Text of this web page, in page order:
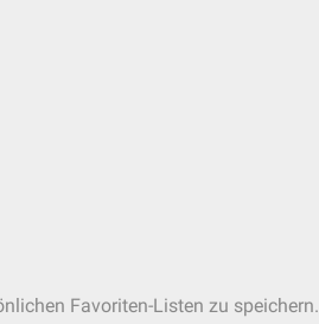
Favoriten-Listen zu speichern.